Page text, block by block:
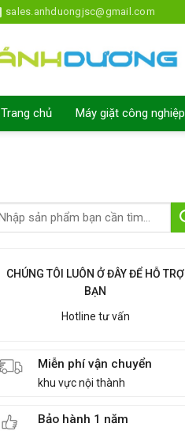
sales.anhduongjsc@gmail.com
Trang chủ Máy giặt công nghiệp
CHÚNG TÔI LUÔN Ở ĐÂY ĐỂ HỖ TRỢ
BẠN
Hotline tư vấn
Miễn phí vận chuyển
khu vực nội thành
Bảo hành 1 năm